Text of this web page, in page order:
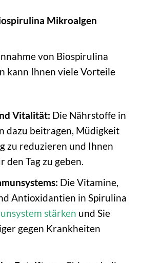
Mikroalgen
von Biospirulina
kann Ihnen viele Vorteile
Vitalität: Die Nährstoffe in
dazu beitragen, Müdigkeit
zu reduzieren und Ihnen
den Tag zu geben.
Die Vitamine,
Antioxidantien in Spirulina
stärken und Sie
gegen Krankheiten